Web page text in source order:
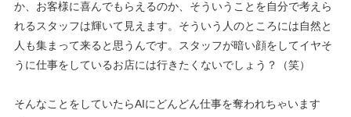
か、お客様に喜んでもらえるのか、そういうことを自分で考えら
れるスタッフは輝いて見えます。そういう人のところには自然と
人も集まって来ると思うんです。スタッフが暗い顔をしてイヤそ
うに仕事をしているお店には行きたくないでしょう？（笑）
そんなことをしていたらAI にどんどん仕事を奪われちゃいます